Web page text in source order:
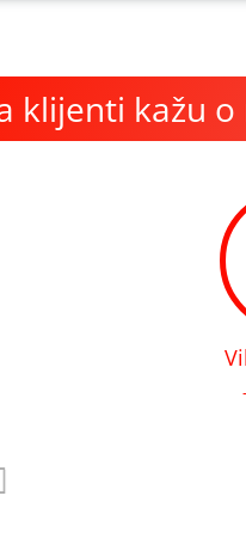
klijenti kažu o
Viktor
- Banja
prodavnica boja i lakova,